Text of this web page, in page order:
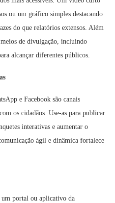
ou um gráfico simples destacando
do que relatórios extensos. Além
de divulgação, incluindo
alcançar diferentes públicos.
e Facebook são canais
os cidadãos. Use-as para publicar
interativas e aumentar o
ágil e dinâmica fortalece
um portal ou aplicativo da